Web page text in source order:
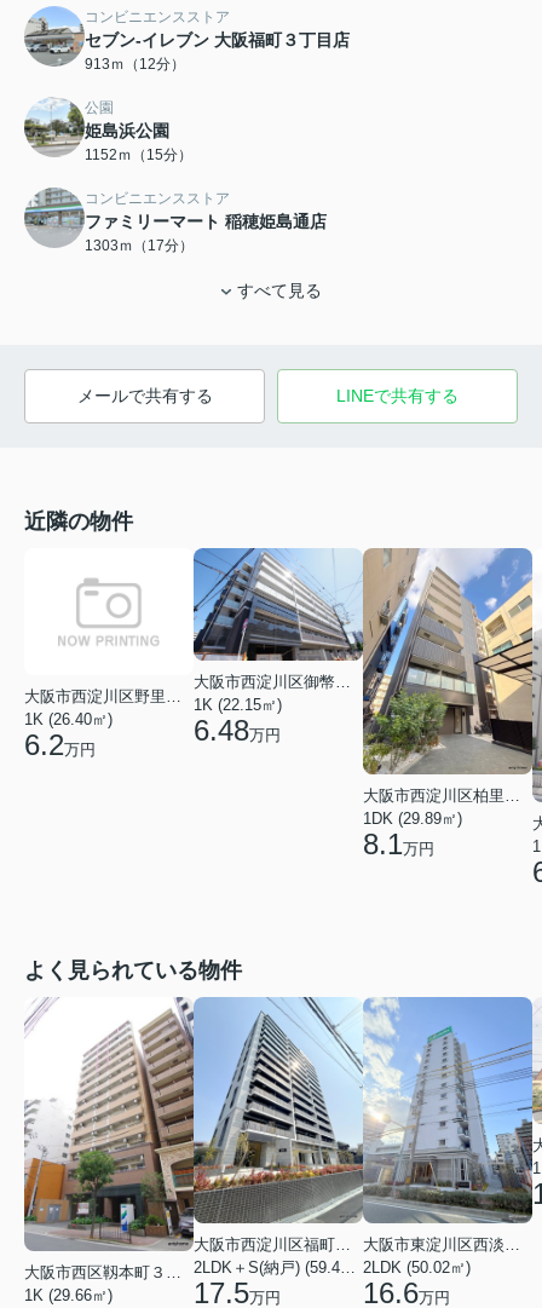
コンビニエンスストア
セブン-イレブン 大阪福町３丁目店
913ｍ（12分）
公園
姫島浜公園
1152ｍ（15分）
コンビニエンスストア
ファミリーマート 稲穂姫島通店
1303ｍ（17分）
すべて見る
メールで共有する LINEで共有する
近隣の物件
大阪市西淀川区野里３丁目
1K (26.40㎡)
6.2万円
大阪市西淀川区御幣島２丁目
1K (22.15㎡)
6.48万円
1DK (29.89㎡)
8.1万円
よく見られている物件
大阪市西区靱本町３丁目
1K (29.66㎡)
17.5万円
2LDK (50.02㎡)
16.6万円